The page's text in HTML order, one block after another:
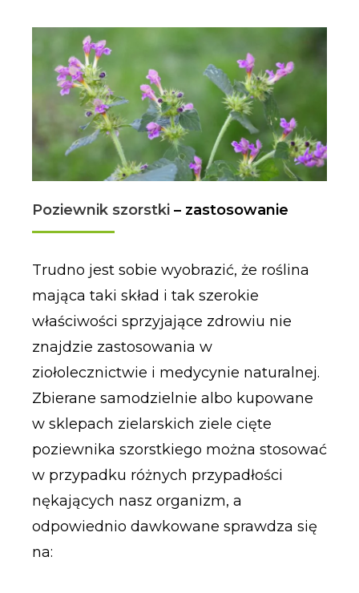
Poziewnik szorstki – zastosowanie
Trudno jest sobie wyobrazić, że roślina
mająca taki skład i tak szerokie
właściwości sprzyjające zdrowiu nie
znajdzie zastosowania w
ziołolecznictwie i medycynie naturalnej.
Zbierane samodzielnie albo kupowane
w sklepach zielarskich ziele cięte
poziewnika szorstkiego można stosować
w przypadku różnych przypadłości
nękających nasz organizm, a
odpowiednio dawkowane sprawdza się
na: